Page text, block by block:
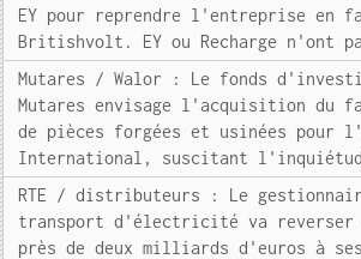
EY pour reprendre l'entreprise en
Britishvolt. EY ou Recharge n'ont
Mutares / Walor : Le fonds
Mutares envisage l'acquisition du
de pièces forgées et usinées pour
International, suscitant
RTE / distributeurs : Le
transport d'électricité va reverser
près de deux milliards d'euros à